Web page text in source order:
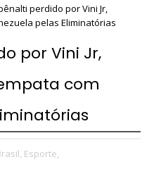
perdido por Vini Jr,
pelas Eliminatórias
por Vini Jr,
com
Esporte,